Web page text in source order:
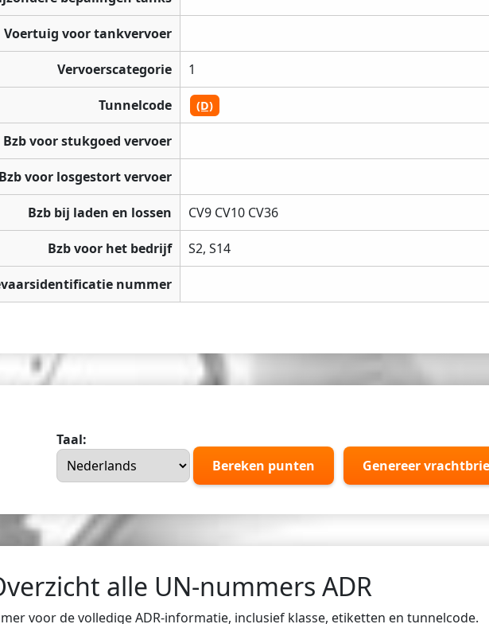
Voertuig voor tankvervoer
Vervoerscategorie 1
Tunnelcode (D)
Bzb voor stukgoed vervoer
voor losgestort vervoer
Bzb bij laden en lossen CV9 CV10 CV36
Bzb voor het bedrijf S2, S14
nummer
Taal:
Bereken punten
Genereer
alle UN-nummers ADR
voor de volledige ADR-informatie, inclusief klasse, etiketten en tunnelcode.